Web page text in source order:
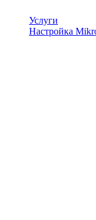
Услуги
Настройка